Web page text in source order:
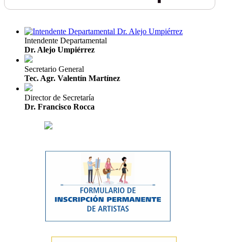
Intendente Departamental
Dr. Alejo Umpiérrez
Secretario General
Tec. Agr. Valentín Martínez
Director de Secretaría
Dr. Francisco Rocca